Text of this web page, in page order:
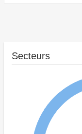
Secteurs